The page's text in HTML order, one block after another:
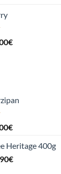
€Hinnavahemik:
€Hinnavahemik:
kuni
60.00€
Heritage 400g
€Praegune